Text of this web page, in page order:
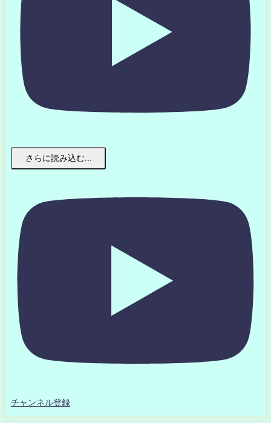
さらに読み込む...
チャンネル登録